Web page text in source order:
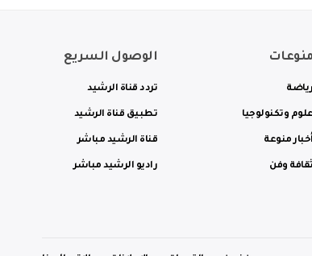
منوعات
رياضة
علوم وتكنولوجيا
أخبار منوعة
ثقافة وفن
الوصول السريع
تردد قناة الرشيد
تطبيق قناة الرشيد
قناة الرشيد مباشر
راديو الرشيد مباشر